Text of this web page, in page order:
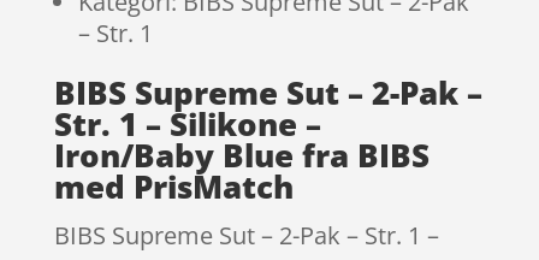
– Str. 1
BIBS Supreme Sut – 2-Pak –
Str. 1 – Silikone –
Iron/Baby Blue fra BIBS
med PrisMatch
BIBS Supreme Sut – 2-Pak – Str. 1 –